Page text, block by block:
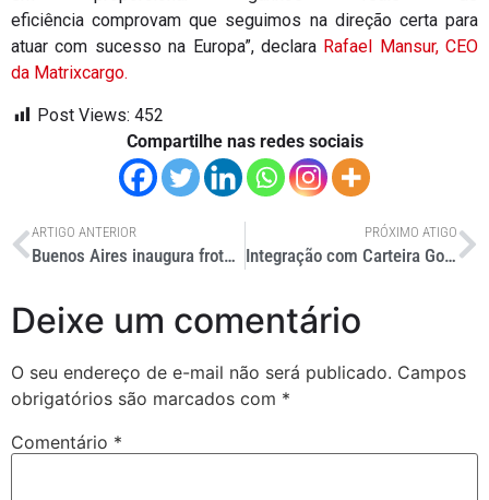
eficiência comprovam que seguimos na direção certa para
atuar com sucesso na Europa”, declara Rafael Mansur, CEO
da Matrixcargo.
Post Views: 452
Compartilhe nas redes sociais
ARTIGO ANTERIOR
Buenos Aires inaugura frota de ônibus elétricos da Agrale
PRÓXIMO ATIGO
Integração com Carteira Google moderniza bilhetagem em Curitiba
Deixe um comentário
O seu endereço de e-mail não será publicado. Campos
obrigatórios são marcados com *
Comentário *